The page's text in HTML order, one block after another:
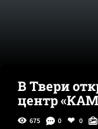
В Твери
центр
675 0 0